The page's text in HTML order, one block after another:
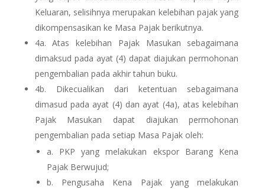
Keluaran, selisihnya merupakan kelebihan pajak yang
dikompensasikan ke Masa Pajak berikutnya.
4a.Atas kelebihan Pajak Masukan sebagaimana
dimaksud pada ayat (4) dapat diajukan permohonan
pengembalian pada akhir tahun buku.
4b. Dikecualikan dari ketentuan sebagaimana
dimasud pada ayat (4) dan ayat (4a), atas kelebihan
Pajak Masukan dapat diajukan permohonan
pengembalian pada setiap Masa Pajak oleh:
a. PKP yang melakukan ekspor Barang Kena
Pajak Berwujud;
b. Pengusaha Kena Pajak yang melakukan